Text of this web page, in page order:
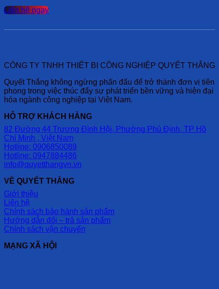
Liên hệ ngay
CÔNG TY TNHH THIẾT BỊ CÔNG NGHIỆP QUYẾT THẮNG
Quyết Thắng không ngừng phấn đấu để trở thành đơn vị tiên
phong trong việc thúc đẩy sự phát triển bền vững và hiện đại
hóa ngành công nghiệp tại Việt Nam.
HỖ TRỢ KHÁCH HÀNG
82 Đường 44 Trương Đình Hội, Phường Phú Định, TP Hồ
Chí Minh , Việt Nam
Hotline: 0906850089
Hotline: 0947884486
info@quyetthangvn.vn
VỀ QUYẾT THẮNG
Giới thiệu
Liên hệ
Chính sách bảo hành sản phẩm
Hướng dẫn đổi – trả sản phẩm
Chính sách vận chuyển
MẠNG XÃ HỘI